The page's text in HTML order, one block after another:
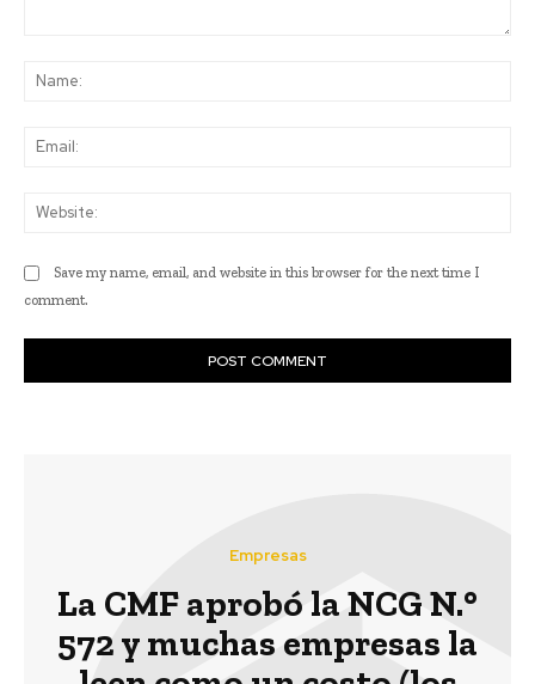
Save my name, email, and website in this browser for the next time I
comment.